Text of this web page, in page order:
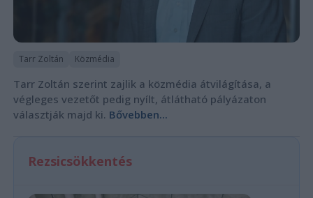
Tarr Zoltán Közmédia
Tarr Zoltán szerint zajlik a közmédia átvilágítása, a
végleges vezetőt pedig nyílt, átlátható pályázaton
választják majd ki. Bővebben...
Rezsicsökkentés